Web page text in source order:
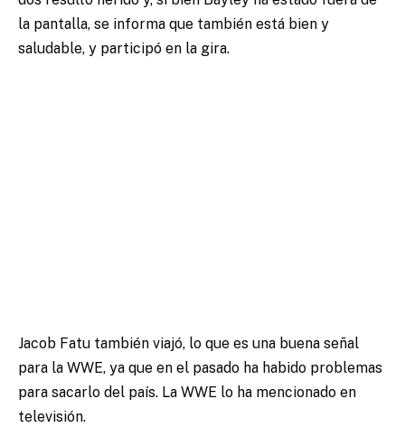
la pantalla, se informa que también está bien y
saludable, y participó en la gira.
Jacob Fatu también viajó, lo que es una buena señal
para la WWE, ya que en el pasado ha habido problemas
para sacarlo del país. La WWE lo ha mencionado en
televisión.